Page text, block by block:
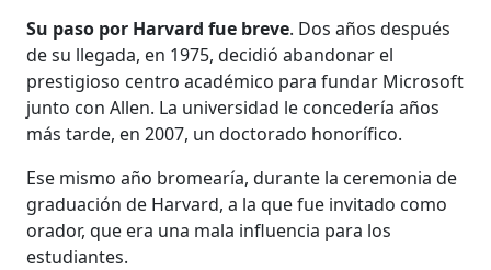
Su paso por Harvard fue breve. Dos años después
de su llegada, en 1975, decidió abandonar el
prestigioso centro académico para fundar Microsoft
junto con Allen. La universidad le concedería años
más tarde, en 2007, un doctorado honorífico.
Ese mismo año bromearía, durante la ceremonia de
graduación de Harvard, a la que fue invitado como
orador, que era una mala influencia para los
estudiantes.